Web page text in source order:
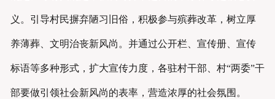
义。引导村民摒弃陋习旧俗，积极参与殡葬改革，树立厚
养薄葬、文明治丧新风尚。并通过公开栏、宣传册、宣传
标语等多种形式，扩大宣传力度，各驻村干部、村“两委”干
部要做引领社会新风尚的表率，营造浓厚的社会氛围。